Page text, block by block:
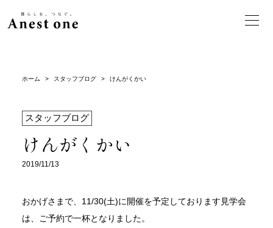
ホーム > スタッフブログ > けんがくかい
スタッフブログ
けんがくかい
2019/11/13
おかげさまで、11/30(土)に開催を予定しております見学会
は、ご予約で一杯となりました。